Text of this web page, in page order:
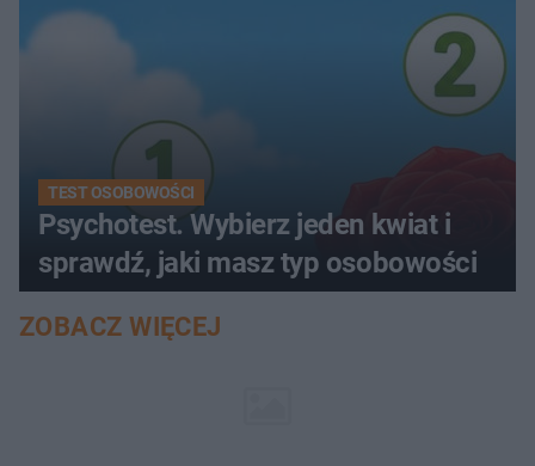
TEST OSOBOWOŚCI
Psychotest. Wybierz jeden kwiat i
sprawdź, jaki masz typ osobowości
ZOBACZ WIĘCEJ